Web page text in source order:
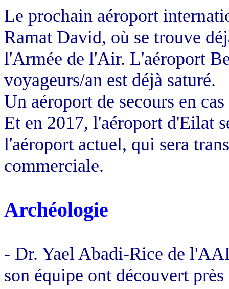
Le prochain aéroport
Ramat David, où se trouve
l'Armée de l'Air. L'aéroport
voyageurs/an est déjà saturé.
Un aéroport de secours en
Et en 2017, l'aéroport d'Eilat
l'aéroport actuel, qui sera
commerciale.
Archéologie
- Dr. Yael Abadi-Rice de
son équipe ont découvert